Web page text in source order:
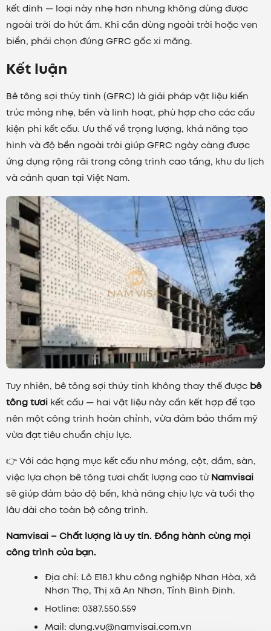
kết dính — loại này nhẹ hơn nhưng không dùng được
ngoài trời do hút ẩm. Khi cần dùng ngoài trời hoặc ven
biển, phải chọn đúng GFRC gốc xi măng.
Kết luận
Bê tông sợi thủy tinh (GFRC) là giải pháp vật liệu kiến
trúc mỏng nhẹ, bền và linh hoạt, phù hợp cho các cấu
kiện phi kết cấu. Ưu thế về trọng lượng, khả năng tạo
hình và độ bền ngoài trời giúp GFRC ngày càng được
ứng dụng rộng rãi trong công trình cao tầng, khu du lịch
và cảnh quan tại Việt Nam.
Tuy nhiên, bê tông sợi thủy tinh không thay thế được bê
tông tươi kết cấu — hai vật liệu này cần kết hợp để tạo
nên một công trình hoàn chỉnh, vừa đảm bảo thẩm mỹ
vừa đạt tiêu chuẩn chịu lực.
👉 Với các hạng mục kết cấu như móng, cột, dầm, sàn,
việc lựa chọn bê tông tươi chất lượng cao từNamvisai
sẽ giúp đảm bảo độ bền, khả năng chịu lực và tuổi thọ
lâu dài cho toàn bộ công trình.
Namvisai – Chất lượng là uy tín. Đồng hành cùng mọi
công trình của bạn.
Địa chỉ: Lô E18.1 khu công nghiệp Nhơn Hòa, xã
Nhơn Thọ, Thị xã An Nhơn, Tỉnh Bình Định.
Hotline: 0387.550.559
Mail: dung.vu@namvisai.com.vn